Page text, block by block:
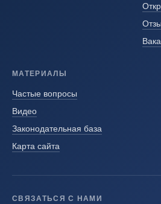
МАТЕРИАЛЫ
Частые вопросы
Видео
Законодательная база
Карта сайта
СВЯЗАТЬСЯ С НАМИ